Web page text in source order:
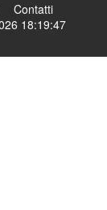
Contatti
18:19:47